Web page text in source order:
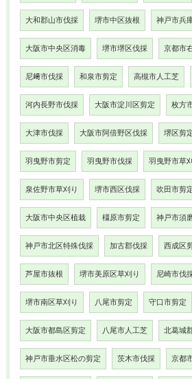
大和郡山市伐採 堺市中区抜根 神戸市兵
大阪市中央区消毒 堺市堺区伐採 京都市
尼﨑市伐採 和泉市剪定 高槻市人工芝
河内長野市伐採 大阪市淀川区剪定 枚方
大津市伐採 大阪市阿倍野区伐採 堺区剪
羽曳野市剪定 羽曳野市伐採 羽曳野市草
泉佐野市草刈り 堺市西区伐採 吹田市剪
大阪市中央区植栽 橿原市剪定 神戸市須
神戸市北区特殊伐採 加古郡伐採 西成区
芦屋市抜根 堺市美原区草刈り 尼崎市伐
堺市南区草刈り 八尾市剪定 守口市剪定
大阪市都島区剪定 八尾市人工芝 北葛城
神戸市垂水区松の剪定 茨木市伐採 京都